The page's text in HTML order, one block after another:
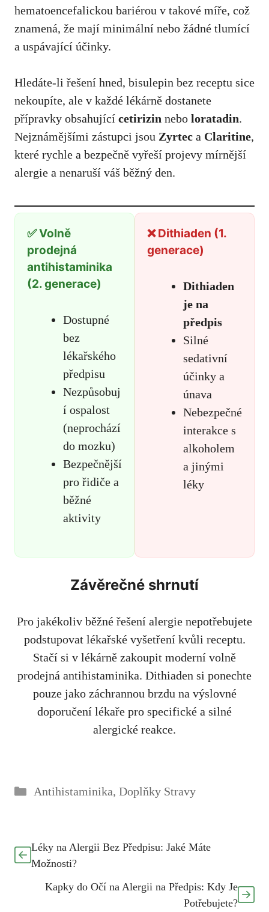
hematoencefalickou bariérou v takové míře, což
znamená, že mají minimální nebo žádné tlumící
a uspávající účinky.
Hledáte-li řešení hned, bisulepin bez receptu sice
nekoupíte, ale v každé lékárně dostanete
přípravky obsahující cetirizin nebo loratadin.
Nejznámějšími zástupci jsou Zyrtec a Claritine,
které rychle a bezpečně vyřeší projevy mírnější
alergie a nenaruší váš běžný den.
✅ Volně
prodejná
antihistaminika
(2. generace)
Dostupné
bez
lékařského
předpisu
Nezpůsobuj
í ospalost
(neprochází
do mozku)
Bezpečnější
pro řidiče a
běžné
aktivity
❌ Dithiaden (1.
generace)
Dithiaden
je na
předpis
Silné
sedativní
účinky a
únava
Nebezpečné
interakce s
alkoholem
a jinými
léky
Závěrečné shrnutí
Pro jakékoliv běžné řešení alergie nepotřebujete
podstupovat lékařské vyšetření kvůli receptu.
Stačí si v lékárně zakoupit moderní volně
prodejná antihistaminika. Dithiaden si ponechte
pouze jako záchrannou brzdu na výslovné
doporučení lékaře pro specifické a silné
alergické reakce.
Rubriky
Antihistaminika, Doplňky Stravy
Léky na Alergii Bez Předpisu: Jaké Máte
Možnosti?
Kapky do Očí na Alergii na Předpis: Kdy Je
Potřebujete?